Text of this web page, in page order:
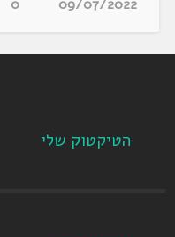
09/07/2022
0
הטיקטוק שלי